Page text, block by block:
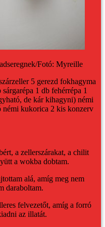
Fotó: Myreille
5 gerezd fokhagyma
1 db fehérrépa 1
de kár kihagyni) némi
némi kukorica 2 kis konzerv
a zellerszárakat, a chilit
a wokba dobtam.
alá, amíg meg nem
daraboltam.
felvezetőt, amíg a forró
az illatát.